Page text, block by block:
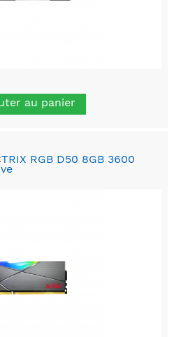
au panier
RGB D50 8GB 3600